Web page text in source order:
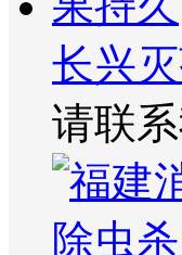
长兴
请联